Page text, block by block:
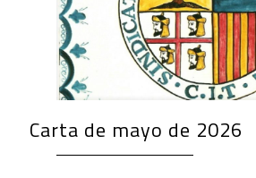
Carta de mayo de 2026